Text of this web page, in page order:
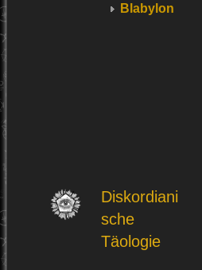
Blabylon
Diskordiani
sche
Täologie